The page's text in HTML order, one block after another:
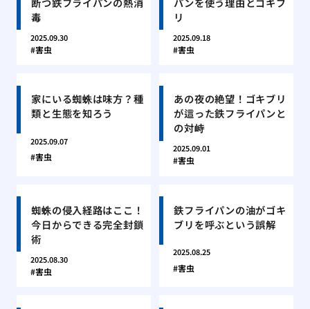
毒
2025.09.30
害虫
リ
2025.09.18
害虫
家にいる蜘蛛は味方？種
類と生態を知ろう
2025.09.07
害虫
あの夜の絶望！ゴキブリ
が這った鉄フライパンと
の対峙
2025.09.01
害虫
蜘蛛の侵入経路はここ！
今日からできる完全封鎖
術
2025.08.30
害虫
鉄フライパンの油がゴキ
ブリを呼ぶという誤解
2025.08.25
害虫